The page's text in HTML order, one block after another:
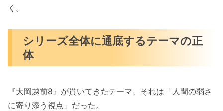
く。
シリーズ全体に通底するテーマの正
体
『大岡越前8』が貫いてきたテーマ、それは「人間の弱さ
に寄り添う視点」だった。